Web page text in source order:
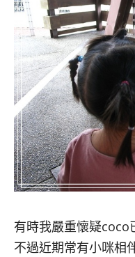
有時我嚴重懷疑coco
不過近期常有小咪相